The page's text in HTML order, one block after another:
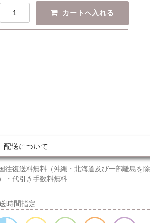
配送について
往復送料無料（沖縄・北海道及び一部離島を除
・代引き手数料無料
時間指定